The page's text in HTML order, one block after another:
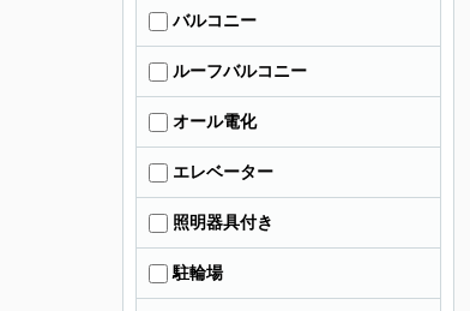
バルコニー
ルーフバルコニー
オール電化
エレベーター
照明器具付き
駐輪場